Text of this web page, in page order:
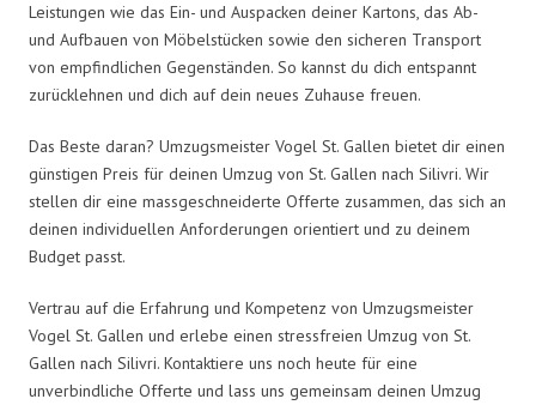
Leistungen wie das Ein- und Auspacken deiner Kartons, das Ab-
und Aufbauen von Möbelstücken sowie den sicheren Transport
von empfindlichen Gegenständen. So kannst du dich entspannt
zurücklehnen und dich auf dein neues Zuhause freuen.
Das Beste daran? Umzugsmeister Vogel St. Gallen bietet dir einen
günstigen Preis für deinen Umzug von St. Gallen nach Silivri. Wir
stellen dir eine massgeschneiderte Offerte zusammen, das sich an
deinen individuellen Anforderungen orientiert und zu deinem
Budget passt.
Vertrau auf die Erfahrung und Kompetenz von Umzugsmeister
Vogel St. Gallen und erlebe einen stressfreien Umzug von St.
Gallen nach Silivri. Kontaktiere uns noch heute für eine
unverbindliche Offerte und lass uns gemeinsam deinen Umzug